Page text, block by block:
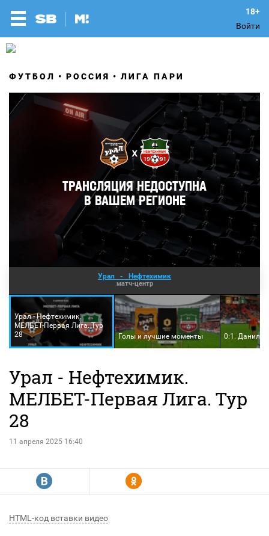
Войти
ФУТБОЛ РОССИЯ ЛИГА ПАРИ
Урал - Нефтехимик
матч-центр
Урал - Нефтехимик.
МЕЛБЕТ-Первая Лига. Тур
28
Голы и лучшие моменты 0:1. Данила
Урал - Нефтехимик.
МЕЛБЕТ-Первая Лига. Тур
28
11 апреля 2025 16:40
R Y
HTML-код вставки видео